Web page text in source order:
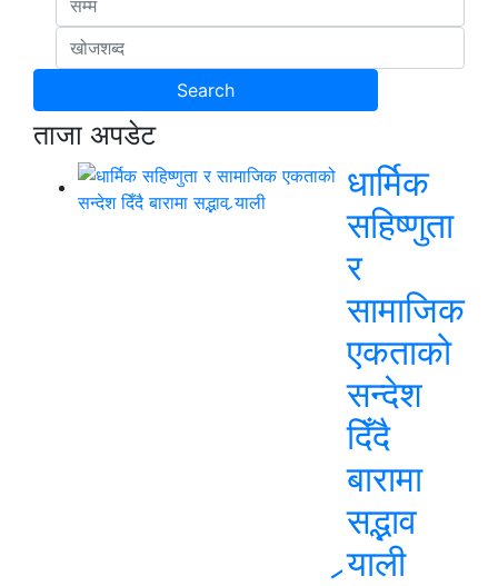
ताजा अपडेट
धार्मिक
सहिष्णुता
र
सामाजिक
एकताको
सन्देश
दिँदै
बारामा
सद्भाव
र्‍याली